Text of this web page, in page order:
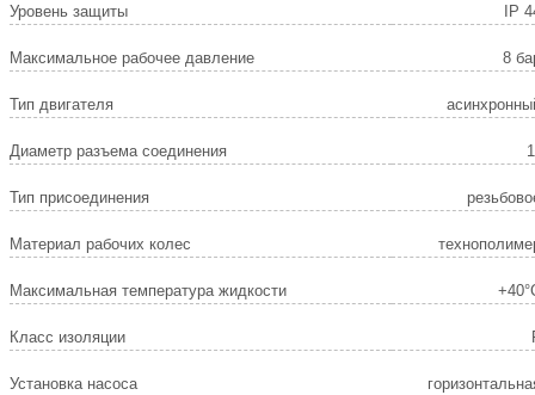
Уровень защиты IP
Максимальное рабочее давление 8
Тип двигателя
Диаметр разъема соединения
Тип присоединения
Материал рабочих колес
Максимальная температура жидкости
Класс изоляции
Установка насоса